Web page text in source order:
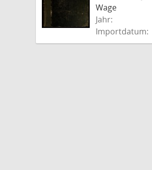
Wage
Jahr:
Importdatum: